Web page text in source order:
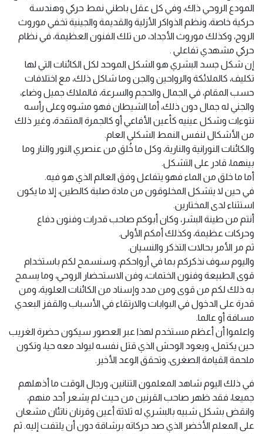
المودع الروحي ذاك، وفي كل عقل باطني نمط حركي وهندسة
حركية خاصة، ونظم الذواكر الأزلية والقديمة والجينية تخفي موروث
الروح، وكذلك موروث الأجداد، من تلك الفنون العظيمة، في نظام
حركي مشهدي تفاعلي .
إن شكل جسد البشري هو الشكل الموحد لكل الكائنات التي لها
تكليف، كالملائكة والرواحين والجن وما شاكل ذلك، مع اختلافات
حسب المقام، في الجمال والحجم والسرعة، فالملاك جميل وضاء،
والجني له جمال دون ذلك، أما الشيطان فهو مشوه وعلى رأسه
نتوءات وشكل عينيه كأعين الأفاعي أو كالجمرة المتقدة، وغير ذلك
من الأشكال لنفس النمط الشكلي العام.
والكائنات النورانية والنارية، وكل ما خُلق من عنصري النور والنار وما
بينهما، قادر على التشكل.
أما ما خلق من الماء فهو يتفاعل وفق العالم الذي هو فيه.
في حين لا يتشكل المخلوقون من مادة صلبة كالطين، إلا ما يكون
استثناء لدى المختارين.
أنتم من طينة البشر، وكان أبوكم صاحب قدرات وفنون دفاع
وحركات عظيمة، وكذلك أمكم الأولى.
ثم مر الأمر بحالات التذكر والنسيان.
واليوم سوف نذكركم بما في أرواحكم، وسنسمح لكم باستخدام
قوى الطبيعة وفنون الختمات، وفن الاستحضار الروحي، وما يسمح
به ذلك لكم من قوى ومن مدد وإسناد من الكائنات العلوية، ومن
قدرة على الدخول في البوابات والارتقاء في الأسباب والقفز البعدي
مسافة أو عالما.
واعلموا أن أعظم مستخدم لهذا عبر العصور سيكون حضرة الغريب
حين يكتمل، ويعود الوحش الذي قتل نفسه ليولد معه حيا، وتكون
ملحمة القيامة الصغرى، وتحقق الوعد الأخير.
في ذلك اليوم شاهد المعلمون التنانين، ورجال الوقت ما أذهلهم
جميعا، فقد ظهر صاحب القرنين من حيث لم يشعر أحد منهم،
وانقض بشكل شبيه بالبشري له ثلاثة أعين وقرنان ناتئان مشعان
على المعلم الأخضر الذي صد حركاته برشاقة دون أن يلتفت إليه. ثم